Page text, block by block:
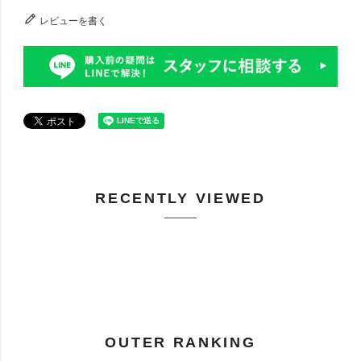
レビューを書く
RECENTLY VIEWED
OUTER RANKING